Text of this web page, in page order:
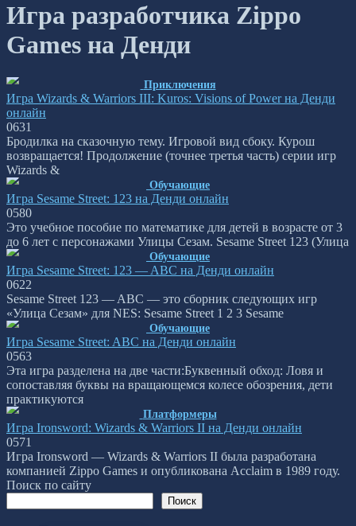
Игра разработчика Zippo
Games на Денди
Приключения
Игра Wizards & Warriors III: Kuros: Visions of Power на Денди
онлайн
0631
Бродилка на сказочную тему. Игровой вид сбоку. Курош
возвращается! Продолжение (точнее третья часть) серии игр
Wizards &
Обучающие
Игра Sesame Street: 123 на Денди онлайн
0580
Это учебное пособие по математике для детей в возрасте от 3
до 6 лет с персонажами Улицы Сезам. Sesame Street 123 (Улица
Обучающие
Игра Sesame Street: 123 — ABC на Денди онлайн
0622
Sesame Street 123 — ABC — это сборник следующих игр
«Улица Сезам» для NES: Sesame Street 1 2 3 Sesame
Обучающие
Игра Sesame Street: ABC на Денди онлайн
0563
Эта игра разделена на две части:Буквенный обход: Ловя и
сопоставляя буквы на вращающемся колесе обозрения, дети
практикуются
Платформеры
Игра Ironsword: Wizards & Warriors II на Денди онлайн
0571
Игра Ironsword — Wizards & Warriors II была разработана
компанией Zippo Games и опубликована Acclaim в 1989 году.
Поиск по сайту
Поиск